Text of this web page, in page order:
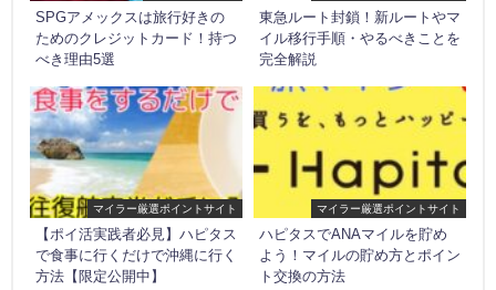
SPGアメックスは旅行好きの
ためのクレジットカード！持つ
べき理由5選
東急ルート封鎖！新ルートやマ
イル移行手順・やるべきことを
完全解説
マイラー厳選ポイントサイト
【ポイ活実践者必見】ハピタス
で食事に行くだけで沖縄に行く
方法【限定公開中】
マイラー厳選ポイントサイト
ハピタスでANAマイルを貯め
よう！マイルの貯め方とポイン
ト交換の方法